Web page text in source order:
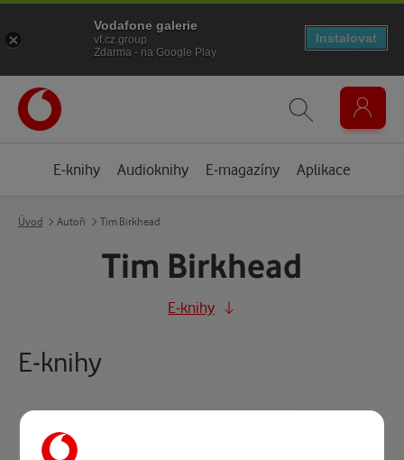
E-knihy Audioknihy E-magazíny Aplikace
Úvod Autoři Tim Birkhead
Tim Birkhead
E-knihy
E-knihy
Vodafone galerie
vf.cz.group
Zdarma - na Google Play
Instalovat